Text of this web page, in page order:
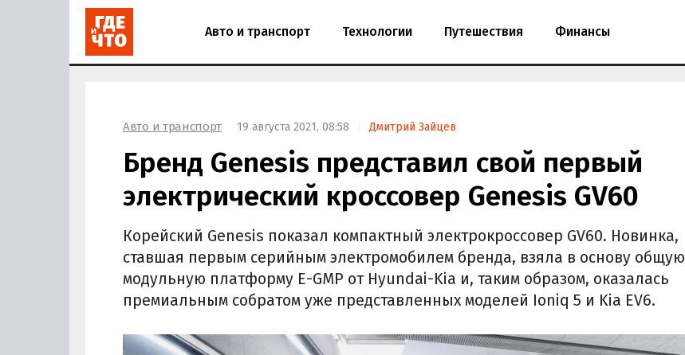
Авто и транспорт Технологии Путешествия Финансы
Авто и транспорт 19 августа 2021, 08:58 Дмитрий Зайцев
Бренд Genesis представил свой первый
электрический кроссовер Genesis GV60
Корейский Genesis показал компактный электрокроссовер GV60. Новинка,
ставшая первым серийным электромобилем бренда, взяла в основу общую
модульную платформу E-GMP от Hyundai-Kia и, таким образом, оказалась
премиальным собратом уже представленных моделей Ioniq 5 и Kia EV6.